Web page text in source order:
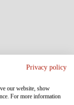
Durch
Privacy policy
our website, show
For more information